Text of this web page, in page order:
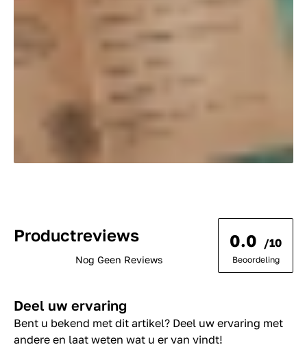
Productreviews
Nog Geen Reviews
0.0 /10
Beoordeling
Deel uw ervaring
Bent u bekend met dit artikel? Deel uw ervaring met
andere en laat weten wat u er van vindt!